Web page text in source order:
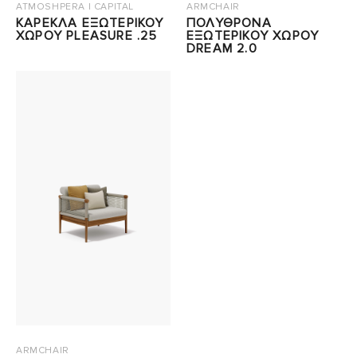
ATMOSHPERA | CAPITAL
ΚΑΡΕΚΛΑ ΕΞΩΤΕΡΙΚΟΥ
ΧΩΡΟΥ PLEASURE .25
ARMCHAIR
ΠΟΛΥΘΡΟΝΑ
ΕΞΩΤΕΡΙΚΟΥ ΧΩΡΟΥ
DREAM 2.0
ARMCHAIR